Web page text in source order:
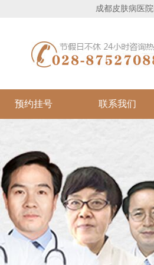
成都皮肤病医院
预约挂号 联系我们